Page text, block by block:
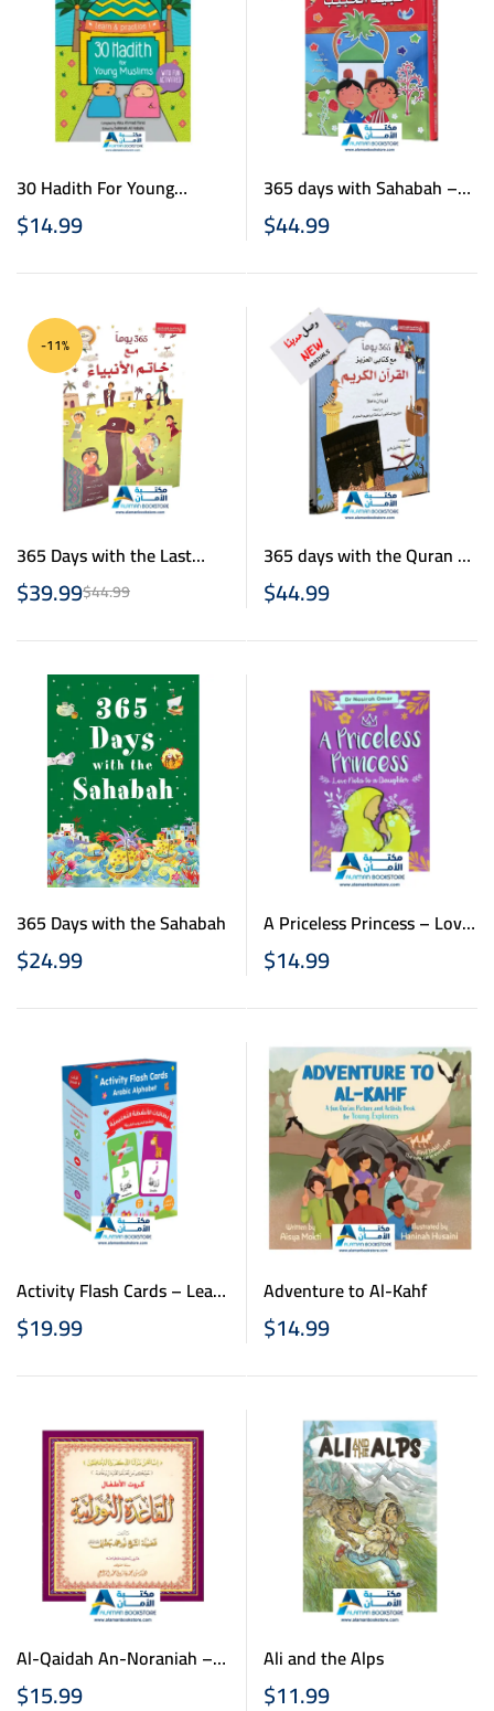
30 Hadith For Young
Muslims
$14.99
365 days with Sahabah –
365 يوم مع صحابة نبينا
الحبيب – قصص الصحابة
$44.99
-11%
365 Days with the Last
Prophet – 365 يوما مع خاتم
الانبياء
$44.99
$39.99
365 days with the Quran –
365 يوما مع كتابي العزيز
القران الكريم – قصص
القران
$44.99
365 Days with the Sahabah
$24.99
A Priceless Princess – Love
Notes to a Daughter
$14.99
Activity Flash Cards – Learn
Arabic Alphabet – بطاقات
الأنشطة التعليمية لتعلم
الحروف العربية
$19.99
Adventure to Al-Kahf
$14.99
Al-Qaidah An-Noraniah –
Childrens Flash Cards –
$15.99
Ali and the Alps
$11.99